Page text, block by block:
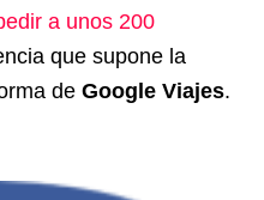
a unos 200
que supone la
de Google Viajes.